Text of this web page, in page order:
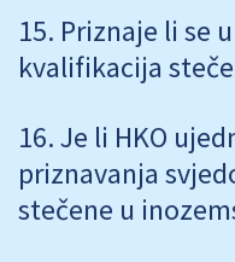
Priznaje li se
kvalifikacija
Je li HKO
priznavanja
stečene u